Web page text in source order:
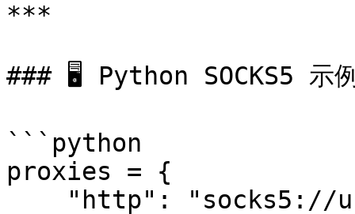
***
### 🖥 Python SOCKS5 示
```python
proxies = {